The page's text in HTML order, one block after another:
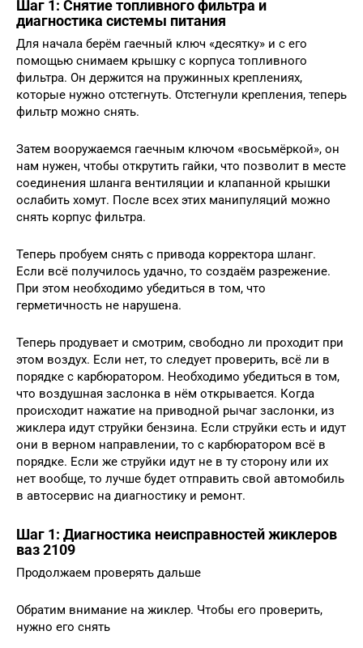
Шаг 1: Снятие топливного фильтра и
диагностика системы питания
Для начала берём гаечный ключ «десятку» и с его
помощью снимаем крышку с корпуса топливного
фильтра. Он держится на пружинных креплениях,
которые нужно отстегнуть. Отстегнули крепления, теперь
фильтр можно снять.
Затем вооружаемся гаечным ключом «восьмёркой», он
нам нужен, чтобы открутить гайки, что позволит в месте
соединения шланга вентиляции и клапанной крышки
ослабить хомут. После всех этих манипуляций можно
снять корпус фильтра.
Теперь пробуем снять с привода корректора шланг.
Если всё получилось удачно, то создаём разрежение.
При этом необходимо убедиться в том, что
герметичность не нарушена.
Теперь продувает и смотрим, свободно ли проходит при
этом воздух. Если нет, то следует проверить, всё ли в
порядке с карбюратором. Необходимо убедиться в том,
что воздушная заслонка в нём открывается. Когда
происходит нажатие на приводной рычаг заслонки, из
жиклера идут струйки бензина. Если струйки есть и идут
они в верном направлении, то с карбюратором всё в
порядке. Если же струйки идут не в ту сторону или их
нет вообще, то лучше будет отправить свой автомобиль
в автосервис на диагностику и ремонт.
Шаг 1: Диагностика неисправностей жиклеров
ваз 2109
Продолжаем проверять дальше
Обратим внимание на жиклер. Чтобы его проверить,
нужно его снять